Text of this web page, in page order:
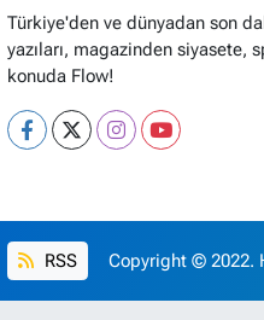
Türkiye'den ve dünyadan son
yazıları, magazinden siyasete,
konuda Flow!
RSS Copyright © 2022.